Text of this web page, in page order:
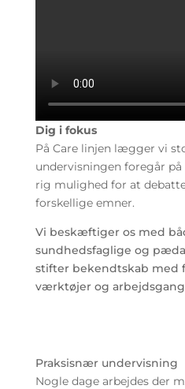
Dig i fokus
På Care linjen lægger vi
undervisningen foregår
rig mulighed for at
forskellige emner.
Vi beskæftiger os med
sundhedsfaglige og
stifter bekendtskab med
værktøjer og
Praksisnær undervisning
Nogle dage arbejdes der